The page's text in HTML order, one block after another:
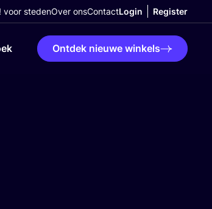
voor stedenOver onsContactLogin Register
Ontdek nieuwe winkels